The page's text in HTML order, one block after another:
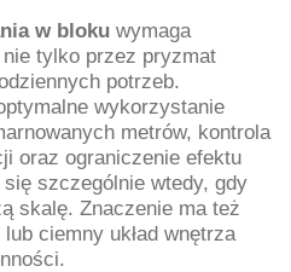
w bloku wymaga
tylko przez pryzmat
potrzeb.
wykorzystanie
metrów, kontrola
oraz ograniczenie efektu
szczególnie wtedy, gdy
skalę. Znaczenie ma też
ciemny układ wnętrza